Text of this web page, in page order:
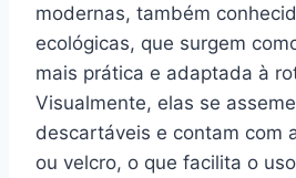
modernas, também
ecológicas, que surgem
mais prática e adaptada à
Visualmente, elas se
descartáveis e contam com
ou velcro, o que facilita o